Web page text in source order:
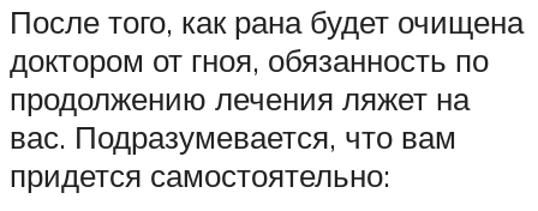
После того, как рана будет очищена
доктором от гноя, обязанность по
продолжению лечения ляжет на
вас. Подразумевается, что вам
придется самостоятельно: